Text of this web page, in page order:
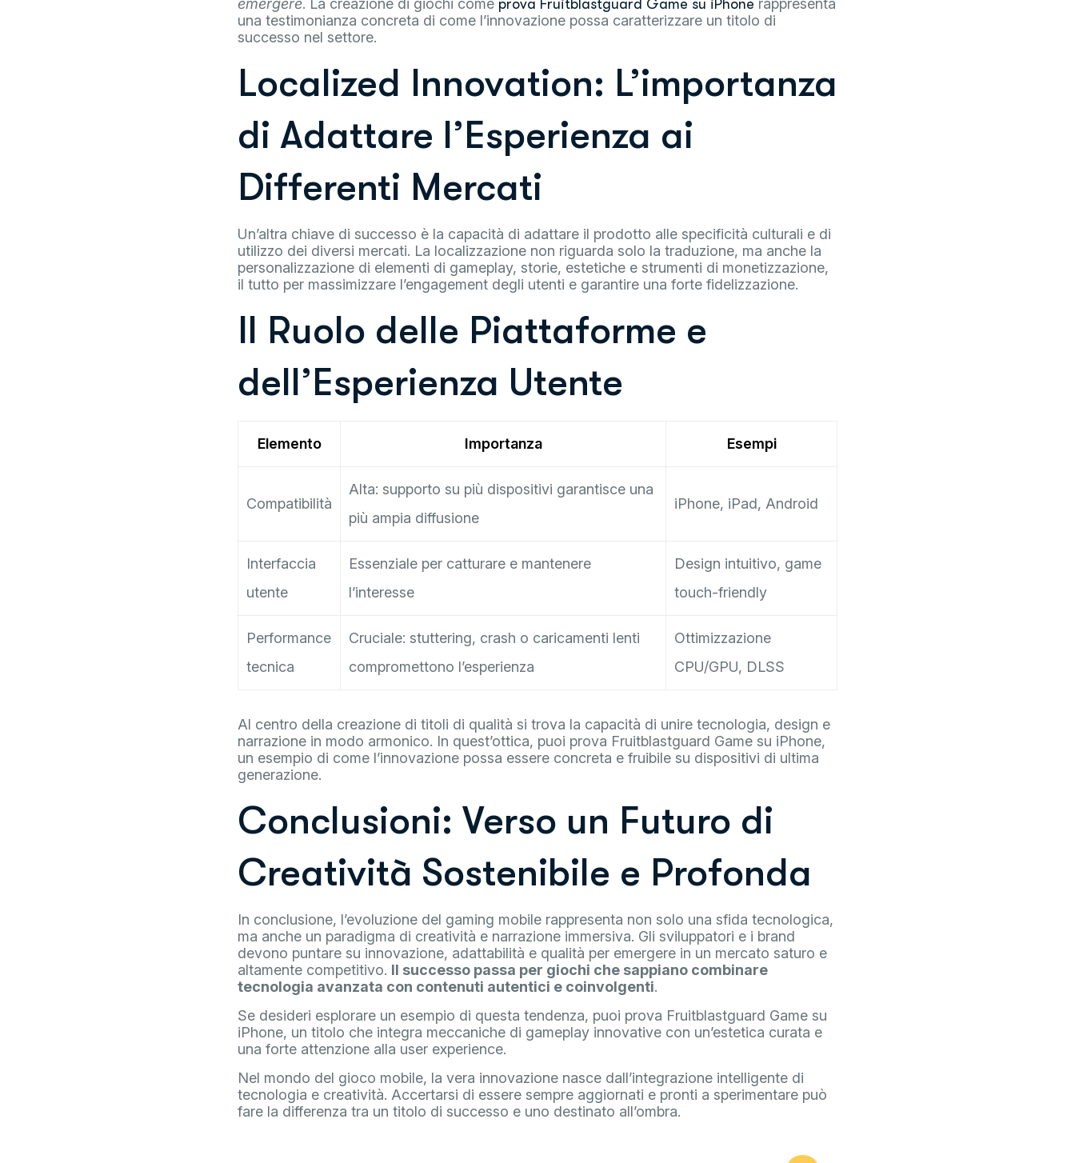
emergere. La creazione di giochi come prova Fruitblastguard Game su iPhone rappresenta
una testimonianza concreta di come l’innovazione possa caratterizzare un titolo di
successo nel settore.
Localized Innovation: L’importanza
di Adattare l’Esperienza ai
Differenti Mercati
Un’altra chiave di successo è la capacità di adattare il prodotto alle specificità culturali e di
utilizzo dei diversi mercati. La localizzazione non riguarda solo la traduzione, ma anche la
personalizzazione di elementi di gameplay, storie, estetiche e strumenti di monetizzazione,
il tutto per massimizzare l’engagement degli utenti e garantire una forte fidelizzazione.
Il Ruolo delle Piattaforme e
dell’Esperienza Utente
Elemento Importanza Esempi
Compatibilità
Alta: supporto su più dispositivi garantisce una
più ampia diffusione
iPhone, iPad, Android
Interfaccia
utente
Essenziale per catturare e mantenere
l’interesse
Design intuitivo, game
touch-friendly
Performance
tecnica
Cruciale: stuttering, crash o caricamenti lenti
compromettono l’esperienza
Ottimizzazione
CPU/GPU, DLSS
Al centro della creazione di titoli di qualità si trova la capacità di unire tecnologia, design e
narrazione in modo armonico. In quest’ottica, puoi prova Fruitblastguard Game su iPhone,
un esempio di come l’innovazione possa essere concreta e fruibile su dispositivi di ultima
generazione.
Conclusioni: Verso un Futuro di
Creatività Sostenibile e Profonda
In conclusione, l’evoluzione del gaming mobile rappresenta non solo una sfida tecnologica,
ma anche un paradigma di creatività e narrazione immersiva. Gli sviluppatori e i brand
devono puntare su innovazione, adattabilità e qualità per emergere in un mercato saturo e
altamente competitivo. Il successo passa per giochi che sappiano combinare
tecnologia avanzata con contenuti autentici e coinvolgenti.
Se desideri esplorare un esempio di questa tendenza, puoi prova Fruitblastguard Game su
iPhone, un titolo che integra meccaniche di gameplay innovative con un’estetica curata e
una forte attenzione alla user experience.
Nel mondo del gioco mobile, la vera innovazione nasce dall’integrazione intelligente di
tecnologia e creatività. Accertarsi di essere sempre aggiornati e pronti a sperimentare può
fare la differenza tra un titolo di successo e uno destinato all’ombra.